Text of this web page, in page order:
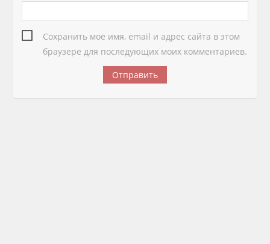
Сохранить моё имя, email и адрес сайта в этом
браузере для последующих моих комментариев.